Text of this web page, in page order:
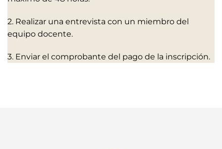
2. Realizar una entrevista con un miembro del
equipo docente.
3. Enviar el comprobante del pago de la inscripción.